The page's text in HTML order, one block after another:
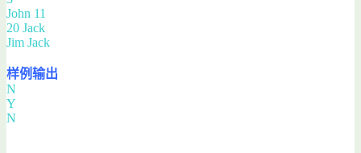
John 11
20 Jack
Jim Jack
样例输出
N
Y
N